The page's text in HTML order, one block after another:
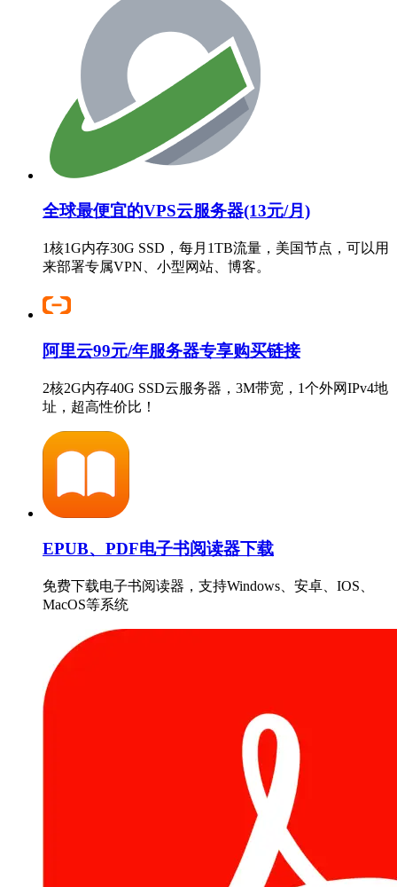
全球最便宜的VPS云服务器(13元/月)
1核1G内存30G SSD，每月1TB流量，美国节点，可以用
来部署专属VPN、小型网站、博客。
阿里云99元/年服务器专享购买链接
2核2G内存40G SSD云服务器，3M带宽，1个外网IPv4地
址，超高性价比！
EPUB、PDF电子书阅读器下载
免费下载电子书阅读器，支持Windows、安卓、IOS、
MacOS等系统